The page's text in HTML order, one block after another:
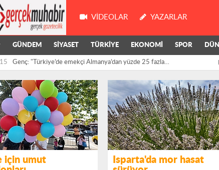
VIDEOLAR YAZARLAR
GÜNDEM SİYASET TÜRKİYE EKONOMİ SPOR
Genç: "Türkiye’de emekçi Almanya’dan yüzde 25 fazla
çalışıyor,...
Kış’ın önergesi, AKP ve MHP milletvekillerinin oylarıyla
reddedildi
için umut
Isparta'da mor hasat